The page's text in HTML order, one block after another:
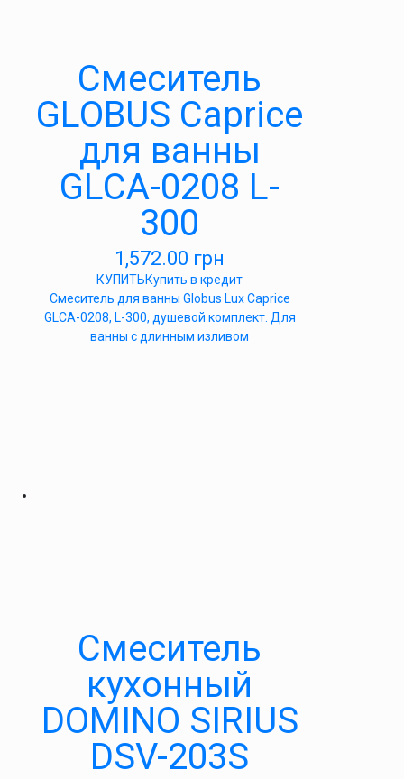
Cмеситель
GLOBUS Caprice
для ванны
GLCA-0208 L-
300
1,572.00 грн
КУПИТЬКупить в кредит
Смеситель для ванны Globus Lux Caprice
GLCA-0208, L-300, душевой комплект. Для
ванны с длинным изливом
Смеситель
кухонный
DOMINO SIRIUS
DSV-203S